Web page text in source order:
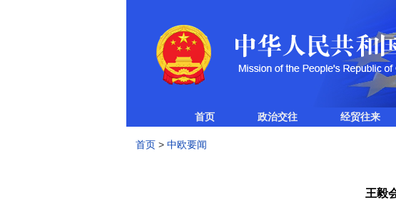
首页 政治交往 经贸往来
首页 > 中欧要闻
王毅